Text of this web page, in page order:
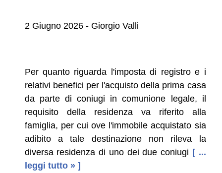
2 Giugno 2026 - Giorgio Valli
Per quanto riguarda l'imposta di registro e i
relativi benefici per l'acquisto della prima casa
da parte di coniugi in comunione legale, il
requisito della residenza va riferito alla
famiglia, per cui ove l'immobile acquistato sia
adibito a tale destinazione non rileva la
diversa residenza di uno dei due coniugi [ ...
leggi tutto » ]